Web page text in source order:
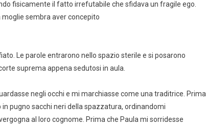
fisicamente il fatto irrefutabile che sfidava un fragile ego.
sembra aver concepito
Le parole entrarono nello spazio sterile e si posarono
suprema appena sedutosi in aula.
negli occhi e mi marchiasse come una traditrice. Prima
pugno sacchi neri della spazzatura, ordinandomi
al loro cognome. Prima che Paula mi sorridesse